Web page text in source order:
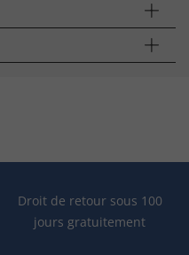
Droit de retour sous 100
jours gratuitement